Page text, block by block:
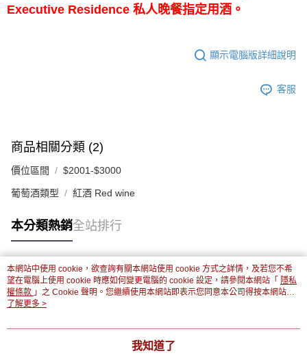
Executive Residence 私人晚餐指定用酒。
顯示電腦版詳細說明
客服
商品相關分類 (2)
價位區間 $2001-$3000
葡萄酒類型 紅酒 Red wine
本分類熱銷全站排行
熱門標籤
本網站中使用 cookie，欲查詢有關本網站使用 cookie 方式之詳情，及若您不希
望在電腦上使用 cookie 時應如何變更電腦的 cookie 設定，請參閱本網站「 隱私
權條款 」之 Cookie 聲明。您繼續使用本網站即表示您同意本公司得按本網站使
用條款之 Cookie 聲明使用 cookie。
了解更多 >
我知道了